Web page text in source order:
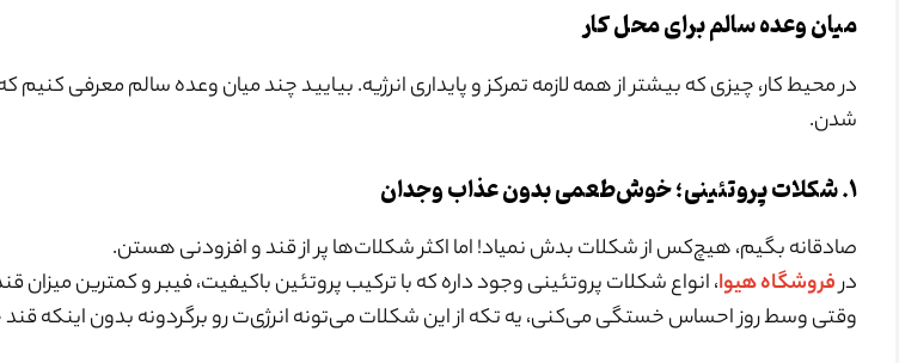
میان وعده سالم برای محل کار
در محیط کار، چیزی که بیشتر از همه لازمه تمرکز و پایداری انرژیه. بیایید چند میان وعده سالم معرفی
شدن.
۱. شکلات پروتئینی؛ خوش‌طعمی بدون عذاب وجدان
صادقانه بگیم، هیچ‌کس از شکلات بدش نمیاد! اما اکثر شکلات‌ها پر از قند و افزودنی هستن.
درفروشگاه هیوا، انواع شکلات پروتئینی وجود داره که با ترکیب پروتئین باکیفیت، فیبر و کمترین میزان
وقتی وسط روز احساس خستگی می‌کنی، یه تکه از این شکلات می‌تونه انرژی‌ت رو برگردونه بدون اینکه قند